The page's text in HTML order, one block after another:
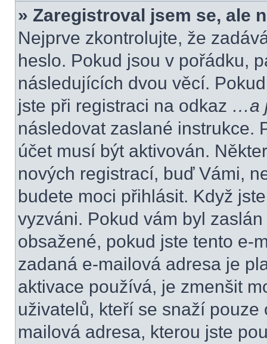
» Zaregistroval jsem se, ale
Nejprve zkontrolujte, že
heslo. Pokud jsou v pořádku,
následujících dvou věcí.
jste při registraci na odkaz …a
následovat zaslané instrukce.
účet musí být aktivován.
nových registrací, buď Vámi,
budete moci přihlásit. Když
vyzváni. Pokud vám byl
obsažené, pokud jste tento e-
zadaná e-mailová adresa je
aktivace používá, je zmenšit
uživatelů, kteří se snaží
mailová adresa, kterou jste